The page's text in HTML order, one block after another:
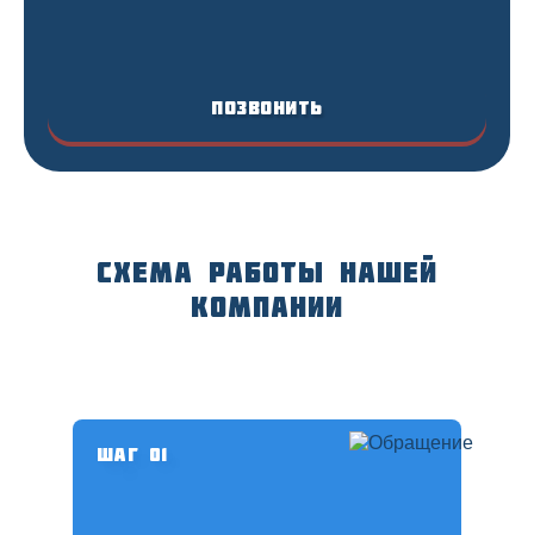
Позвонить
Схема работы нашей
компании
Шаг 01